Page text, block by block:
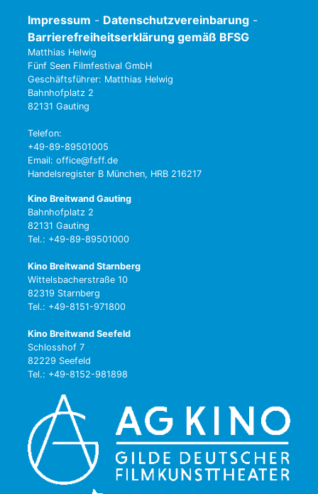
Impressum - Datenschutzvereinbarung -
Barrierefreiheitserklärung gemäß BFSG
Matthias Helwig
Fünf Seen Filmfestival GmbH
Geschäftsführer: Matthias Helwig
Bahnhofplatz 2
82131 Gauting
Telefon:
+49-89-89501005
Email: office@fsff.de
Handelsregister B München, HRB 216217
Kino Breitwand Gauting
Bahnhofplatz 2
82131 Gauting
Tel.: +49-89-89501000
Kino Breitwand Starnberg
Wittelsbacherstraße 10
82319 Starnberg
Tel.: +49-8151-971800
Kino Breitwand Seefeld
Schlosshof 7
82229 Seefeld
Tel.: +49-8152-981898